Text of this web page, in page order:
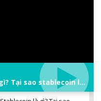
Stablecoin là gì? Tại sao stablecoin lại quan trọng trong thị trường crypto? | Phổ cập Blockchain